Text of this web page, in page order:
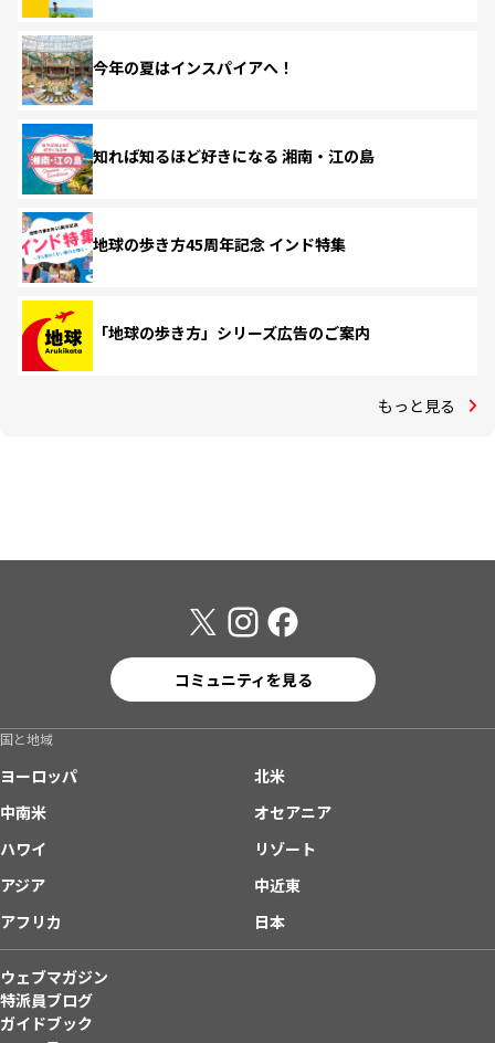
今年の夏はインスパイアへ！
知れば知るほど好きになる 湘南・江の島
地球の歩き方45周年記念 インド特集
「地球の歩き方」シリーズ広告のご案内
もっと見る
コミュニティを見る
国と地域
ヨーロッパ
北米
中南米
オセアニア
ハワイ
リゾート
アジア
中近東
アフリカ
日本
ウェブマガジン
特派員ブログ
ガイドブック